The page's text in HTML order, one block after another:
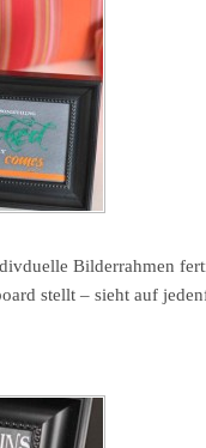
Bilderrahmen
stellt – sieht auf